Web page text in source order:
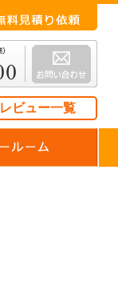
レビュー一覧